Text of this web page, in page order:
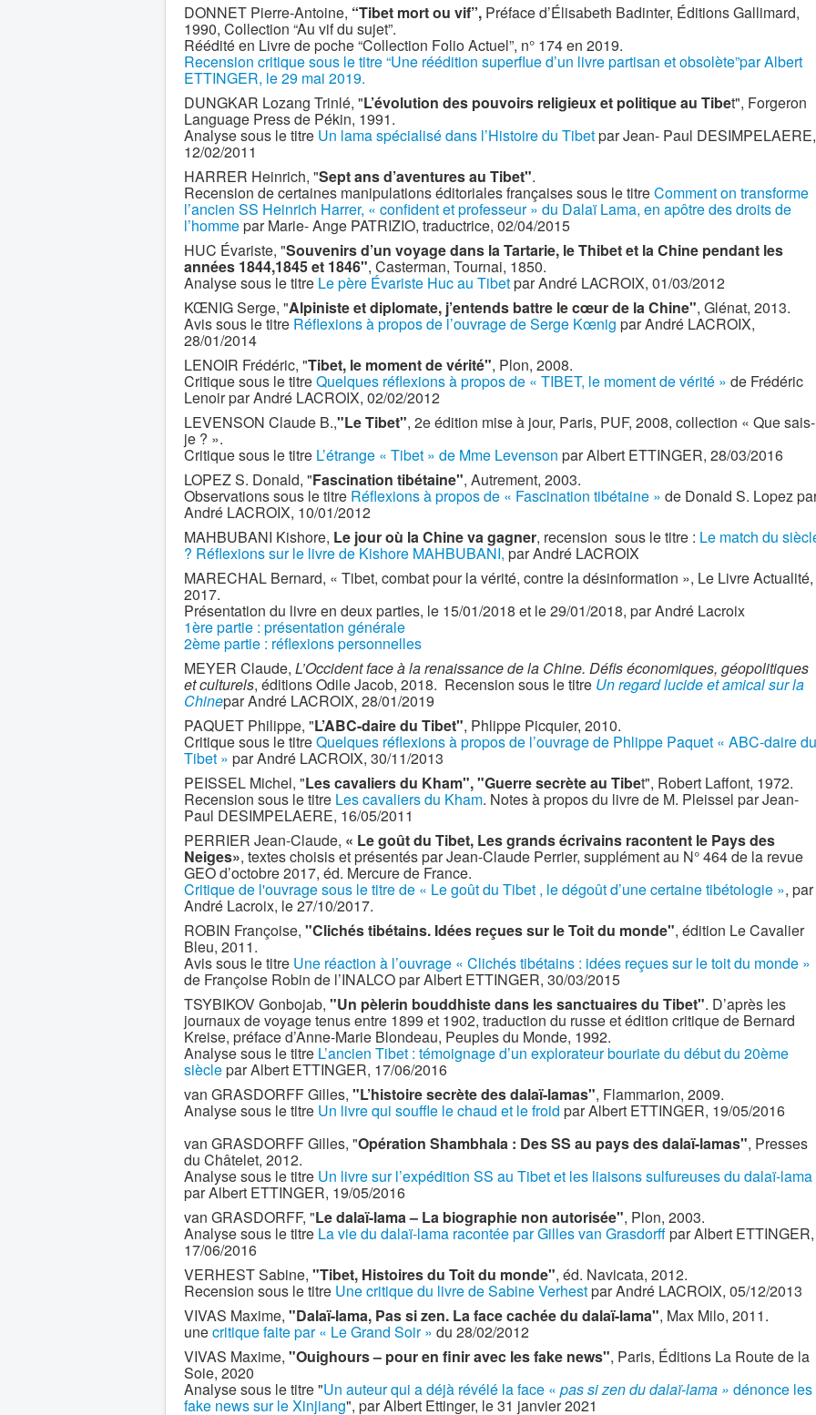
DONNET Pierre-Antoine, “Tibet mort ou vif”, Préface d’Élisabeth Badinter, Éditions Gallimard,
1990, Collection “Au vif du sujet”.
Réédité en Livre de poche “Collection Folio Actuel”, n° 174 en 2019.
Recension critique sous le titre “Une réédition superflue d’un livre partisan et obsolète”par Albert
ETTINGER, le 29 mai 2019.
DUNGKAR Lozang Trinlé, "L’évolution des pouvoirs religieux et politique au Tibet", Forgeron
Language Press de Pékin, 1991.
Analyse sous le titre Un lama spécialisé dans l’Histoire du Tibetpar Jean- Paul DESIMPELAERE,
12/02/2011
HARRER Heinrich, "Sept ans d’aventures au Tibet".
Recension de certaines manipulations éditoriales françaises sous le titreComment on transforme
l’ancien SS Heinrich Harrer, « confident et professeur » du Dalaï Lama, en apôtre des droits de
l’hommepar Marie- Ange PATRIZIO, traductrice, 02/04/2015
HUC Évariste, "Souvenirs d’un voyage dans la Tartarie, le Thibet et la Chine pendant les
années 1844,1845 et 1846", Casterman, Tournai, 1850.
Analyse sous le titre Le père Évariste Huc au Tibetpar André LACROIX, 01/03/2012
KŒNIG Serge, "Alpiniste et diplomate, j’entends battre le cœur de la Chine", Glénat, 2013.
Avis sous le titre Réflexions à propos de l’ouvrage de Serge Kœnig par André LACROIX,
28/01/2014
LENOIR Frédéric, "Tibet, le moment de vérité", Plon, 2008.
Critique sous le titreQuelques réflexions à propos de « TIBET, le moment de vérité » de Frédéric
Lenoir par André LACROIX, 02/02/2012
LEVENSON Claude B.,"Le Tibet", 2e édition mise à jour, Paris, PUF, 2008, collection « Que sais-
je ? ».
Critique sous le titre L’étrange « Tibet » de Mme Levenson par Albert ETTINGER, 28/03/2016
LOPEZ S. Donald, "Fascination tibétaine", Autrement, 2003.
Observations sous le titre Réflexions à propos de « Fascination tibétaine » de Donald S. Lopez
André LACROIX, 10/01/2012
MAHBUBANI Kishore, Le jour où la Chine va gagner, recension sous le titre : Le match du
? Réflexions sur le livre de Kishore MAHBUBANI,par André LACROIX
MARECHAL Bernard, « Tibet, combat pour la vérité, contre la désinformation », Le Livre Actualité,
2017.
Présentation du livre en deux parties, le 15/01/2018 et le 29/01/2018, par André Lacroix
1ère partie : présentation générale
2ème partie : réflexions personnelles
MEYER Claude, L’Occident face à la renaissance de la Chine. Défis économiques, géopolitiques
et culturels, éditions Odile Jacob, 2018. Recension sous le titre Un regard lucide et amical sur la
Chinepar André LACROIX, 28/01/2019
PAQUET Philippe, "L’ABC-daire du Tibet", Phlippe Picquier, 2010.
Critique sous le titreQuelques réflexions à propos de l’ouvrage de Phlippe Paquet « ABC-daire du
Tibet » par André LACROIX, 30/11/2013
PEISSEL Michel, "Les cavaliers du Kham", "Guerre secrète au Tibet", Robert Laffont, 1972.
Recension sous le titre Les cavaliers du Kham. Notes à propos du livre de M. Pleissel par Jean-
Paul DESIMPELAERE, 16/05/2011
PERRIER Jean-Claude, « Le goût du Tibet, Les grands écrivains racontent le Pays des
Neiges», textes choisis et présentés par Jean-Claude Perrier, supplément au N° 464 de la revue
GEO d’octobre 2017, éd. Mercure de France.
Critique de l'ouvrage sous le titre de « Le goût du Tibet , le dégoût d’une certaine tibétologie », par
André Lacroix, le 27/10/2017.
ROBIN Françoise, "Clichés tibétains. Idées reçues sur le Toit du monde", édition Le Cavalier
Bleu, 2011.
Avis sous le titre Une réaction à l’ouvrage « Clichés tibétains : idées reçues sur le toit du monde »
de Françoise Robin de l’INALCO par Albert ETTINGER, 30/03/2015
TSYBIKOV Gonbojab, "Un pèlerin bouddhiste dans les sanctuaires du Tibet". D’après les
journaux de voyage tenus entre 1899 et 1902, traduction du russe et édition critique de Bernard
Kreise, préface d’Anne-Marie Blondeau, Peuples du Monde, 1992.
Analyse sous le titre L’ancien Tibet : témoignage d’un explorateur bouriate du début du 20ème
sièclepar Albert ETTINGER, 17/06/2016
van GRASDORFF Gilles, "L’histoire secrète des dalaï-lamas", Flammarion, 2009.
Analyse sous le titre Un livre qui souffle le chaud et le froid par Albert ETTINGER, 19/05/2016
van GRASDORFF Gilles, "Opération Shambhala : Des SS au pays des dalaï-lamas", Presses
du Châtelet, 2012.
Analyse sous le titre Un livre sur l’expédition SS au Tibet et les liaisons sulfureuses du dalaï-lama
par Albert ETTINGER, 19/05/2016
van GRASDORFF, "Le dalaï-lama – La biographie non autorisée", Plon, 2003.
Analyse sous le titre La vie du dalaï-lama racontée par Gilles van Grasdorffpar Albert ETTINGER,
17/06/2016
VERHEST Sabine, "Tibet, Histoires du Toit du monde", éd. Navicata, 2012.
Recension sous le titre Une critique du livre de Sabine Verhestpar André LACROIX, 05/12/2013
VIVAS Maxime, "Dalaï-lama, Pas si zen. La face cachée du dalaï-lama", Max Milo, 2011.
unecritique faite par « Le Grand Soir » du 28/02/2012
VIVAS Maxime, "Ouighours – pour en finir avec les fake news", Paris, Éditions La Route de la
Soie, 2020
Analyse sous le titre "Un auteur qui a déjà révélé la face « pas si zen du dalaï-lama » dénonce les
fake news sur le Xinjiang", par Albert Ettinger, le 31 janvier 2021